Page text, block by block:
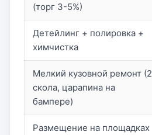
(торг 3-5%)
Детейлинг + полировка +
химчистка
Мелкий кузовной ремонт (2
скола, царапина на
бампере)
Размещение на площадках